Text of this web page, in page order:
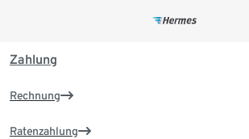
Zahlung
Rechnung
Ratenzahlung